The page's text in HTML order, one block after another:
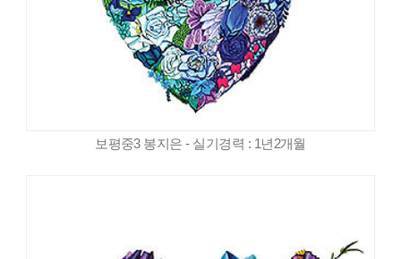
보평중3 봉지은 - 실기경력 : 1년2개월